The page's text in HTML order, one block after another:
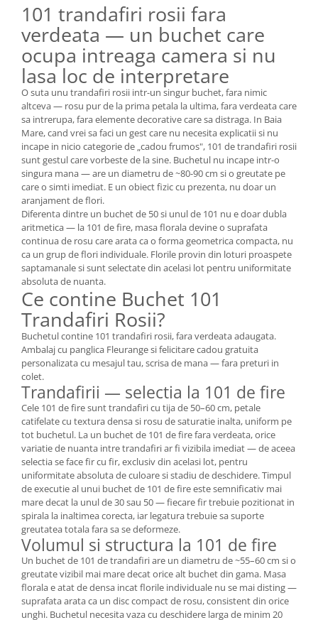
101 trandafiri rosii fara
verdeata — un buchet care
ocupa intreaga camera si nu
lasa loc de interpretare
O suta unu trandafiri rosii intr-un singur buchet, fara nimic
altceva — rosu pur de la prima petala la ultima, fara verdeata care
sa intrerupa, fara elemente decorative care sa distraga. In Baia
Mare, cand vrei sa faci un gest care nu necesita explicatii si nu
incape in nicio categorie de „cadou frumos", 101 de trandafiri rosii
sunt gestul care vorbeste de la sine. Buchetul nu incape intr-o
singura mana — are un diametru de ~80-90 cm si o greutate pe
care o simti imediat. E un obiect fizic cu prezenta, nu doar un
aranjament de flori.
Diferenta dintre un buchet de 50 si unul de 101 nu e doar dubla
aritmetica — la 101 de fire, masa florala devine o suprafata
continua de rosu care arata ca o forma geometrica compacta, nu
ca un grup de flori individuale. Florile provin din loturi proaspete
saptamanale si sunt selectate din acelasi lot pentru uniformitate
absoluta de nuanta.
Ce contine Buchet 101
Trandafiri Rosii?
Buchetul contine 101 trandafiri rosii, fara verdeata adaugata.
Ambalaj cu panglica Fleurange si felicitare cadou gratuita
personalizata cu mesajul tau, scrisa de mana — fara preturi in
colet.
Trandafirii — selectia la 101 de fire
Cele 101 de fire sunt trandafiri cu tija de 50–60 cm, petale
catifelate cu textura densa si rosu de saturatie inalta, uniform pe
tot buchetul. La un buchet de 101 de fire fara verdeata, orice
variatie de nuanta intre trandafiri ar fi vizibila imediat — de aceea
selectia se face fir cu fir, exclusiv din acelasi lot, pentru
uniformitate absoluta de culoare si stadiu de deschidere. Timpul
de executie al unui buchet de 101 de fire este semnificativ mai
mare decat la unul de 30 sau 50 — fiecare fir trebuie pozitionat in
spirala la inaltimea corecta, iar legatura trebuie sa suporte
greutatea totala fara sa se deformeze.
Volumul si structura la 101 de fire
Un buchet de 101 de trandafiri are un diametru de ~55–60 cm si o
greutate vizibil mai mare decat orice alt buchet din gama. Masa
florala e atat de densa incat florile individuale nu se mai disting —
suprafata arata ca un disc compact de rosu, consistent din orice
unghi. Buchetul necesita vaza cu deschidere larga de minim 20